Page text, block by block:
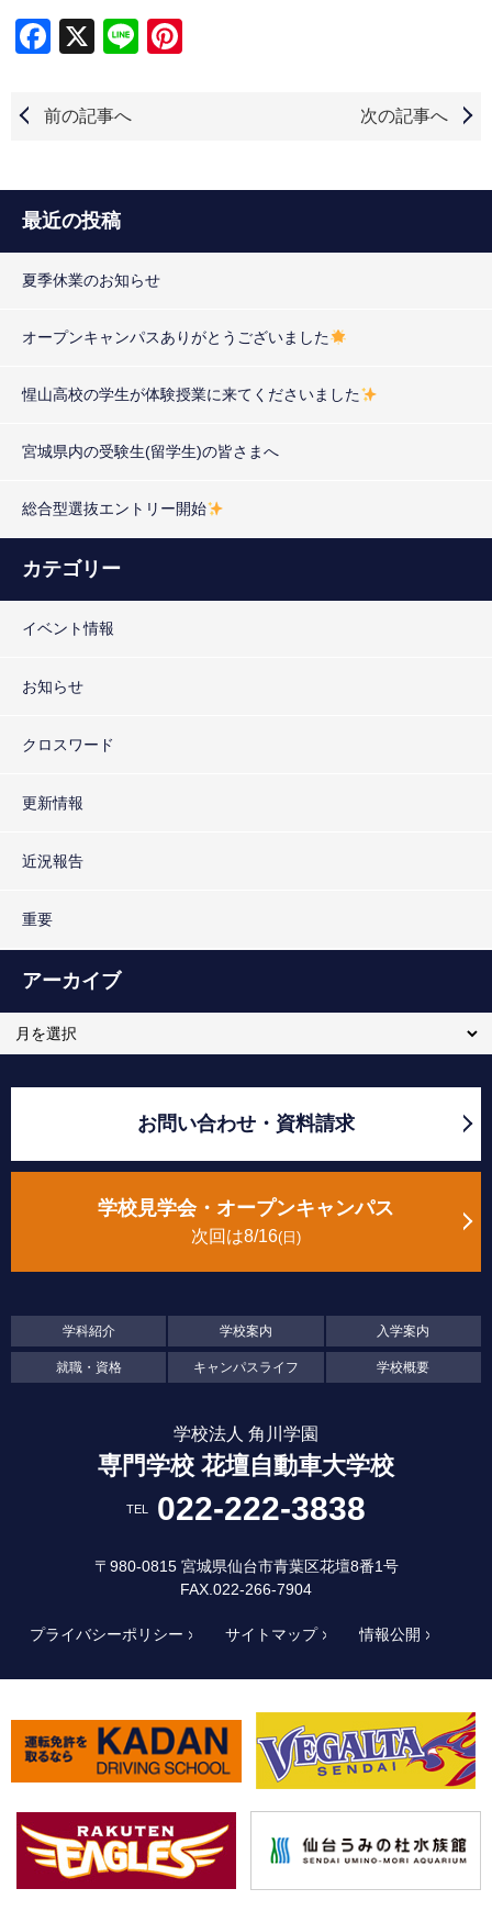
Facebook
X Line
前の記事へ 次の記事へ
最近の投稿
夏季休業のお知らせ
オープンキャンパスありがとうございました
惺山高校の学生が体験授業に来てくださいました
宮城県内の受験生(留学生)の皆さまへ
総合型選抜エントリー開始
カテゴリー
イベント情報
お知らせ
クロスワード
更新情報
近況報告
重要
アーカイブ
お問い合わせ・資料請求
学校見学会・オープンキャンパス
次回は8/16 日
学科紹介 学校案内 入学案内
就職・資格 キャンパスライフ 学校概要
学校法人 角川学園
専門学校 花壇自動車大学校
TEL 022-222-3838
〒980-0815 宮城県仙台市青葉区花壇8番1号
FAX.022-266-7904
プライバシーポリシー サイトマップ 情報公開